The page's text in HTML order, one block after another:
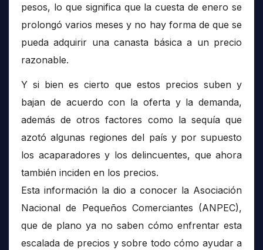
pesos, lo que significa que la cuesta de enero se
prolongó varios meses y no hay forma de que se
pueda adquirir una canasta básica a un precio
razonable.
Y si bien es cierto que estos precios suben y
bajan de acuerdo con la oferta y la demanda,
además de otros factores como la sequía que
azotó algunas regiones del país y por supuesto
los acaparadores y los delincuentes, que ahora
también inciden en los precios.
Esta información la dio a conocer la Asociación
Nacional de Pequeños Comerciantes (ANPEC),
que de plano ya no saben cómo enfrentar esta
escalada de precios y sobre todo cómo ayudar a